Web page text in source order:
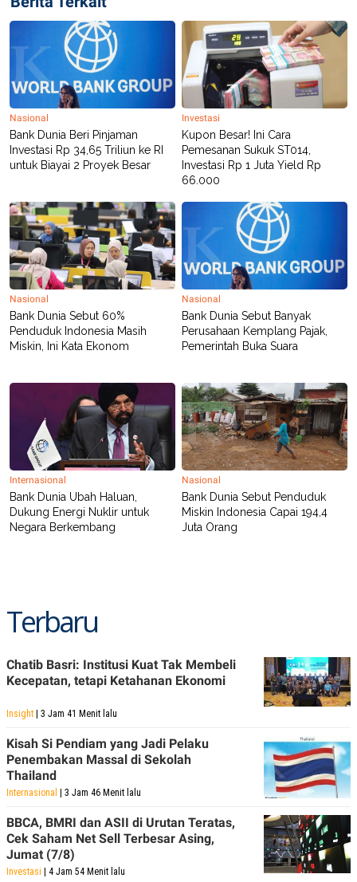
Nasional
Bank Dunia Beri Pinjaman
Investasi Rp 34,65 Triliun ke RI
untuk Biayai 2 Proyek Besar
Investasi
Kupon Besar! Ini Cara
Pemesanan Sukuk ST014,
Investasi Rp 1 Juta Yield Rp
66.000
Nasional
Bank Dunia Sebut 60%
Penduduk Indonesia Masih
Miskin, Ini Kata Ekonom
Nasional
Bank Dunia Sebut Banyak
Perusahaan Kemplang Pajak,
Pemerintah Buka Suara
Internasional
Bank Dunia Ubah Haluan,
Dukung Energi Nuklir untuk
Negara Berkembang
Nasional
Bank Dunia Sebut Penduduk
Miskin Indonesia Capai 194,4
Juta Orang
Terbaru
Chatib Basri: Institusi Kuat Tak Membeli
Kecepatan, tetapi Ketahanan Ekonomi
Insight | 3 Jam 41 Menit lalu
Kisah Si Pendiam yang Jadi Pelaku
Penembakan Massal di Sekolah
Thailand
Internasional | 3 Jam 46 Menit lalu
BBCA, BMRI dan ASII di Urutan Teratas,
Cek Saham Net Sell Terbesar Asing,
Jumat (7/8)
Investasi | 4 Jam 54 Menit lalu